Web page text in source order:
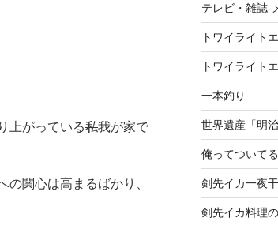
上がっている私我が家で
関心は高まるばかり、
テレビ・雑誌-
トワイライト
トワイライト
一本釣り
世界遺産「明
俺ってついて
剣先イカ一夜
剣先イカ料理